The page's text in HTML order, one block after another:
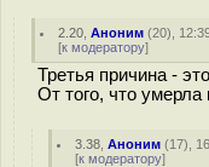
2.20 ,Аноним (20),
[к модератору]
Третья причина -
От того, что умерла
3.38 ,Аноним (17),
[к модератору]